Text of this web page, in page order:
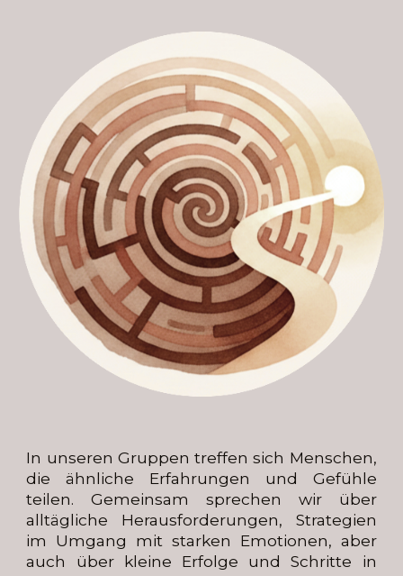
In unseren Gruppen treffen sich Menschen,
die ähnliche Erfahrungen und Gefühle
teilen. Gemeinsam sprechen wir über
alltägliche Herausforderungen, Strategien
im Umgang mit starken Emotionen, aber
auch über kleine Erfolge und Schritte in